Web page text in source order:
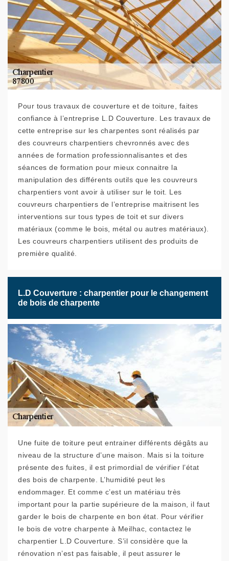
Pour tous travaux de couverture et de toiture, faites
confiance à l’entreprise L.D Couverture. Les travaux de
cette entreprise sur les charpentes sont réalisés par
des couvreurs charpentiers chevronnés avec des
années de formation professionnalisantes et des
séances de formation pour mieux connaitre la
manipulation des différents outils que les couvreurs
charpentiers vont avoir à utiliser sur le toit. Les
couvreurs charpentiers de l’entreprise maitrisent les
interventions sur tous types de toit et sur divers
matériaux (comme le bois, métal ou autres matériaux).
Les couvreurs charpentiers utilisent des produits de
première qualité.
L.D Couverture : charpentier pour le changement
de bois de charpente
Une fuite de toiture peut entrainer différents dégâts au
niveau de la structure d’une maison. Mais si la toiture
présente des fuites, il est primordial de vérifier l’état
des bois de charpente. L’humidité peut les
endommager. Et comme c’est un matériau très
important pour la partie supérieure de la maison, il faut
garder le bois de charpente en bon état. Pour vérifier
le bois de votre charpente à Meilhac, contactez le
charpentier L.D Couverture. S’il considère que la
rénovation n’est pas faisable, il peut assurer le